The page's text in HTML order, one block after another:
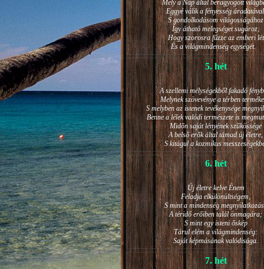
Mely a Nap által beragyogott
Eggyé válik a fényesség
S gondolkodásom világosságához
Így átható melegséget sugároz,
Hogy szorosra fűzze az emberi lét
És a világmindenség egységét.
5. hét
A szellemi mélységekből fakadó
Melynek szövevénye a térben
S melyben az istenek tevékenysége
Benne a lélek valódi természete is
Midőn saját lényének szűkössége
A belső erők által támad új életre,
S kitágul a kozmikus
6. hét
Új életre kelve Énem
Feladja elkülönültségem,
S mint a mindenség
A téridő erőiben talál önmagára;
S mint egy isteni őskép
Tárul elém a világmindenség:
Saját képmásának valódisága.
7. hét